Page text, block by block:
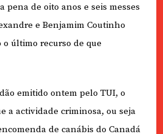
pena de oito anos e seis messes
e Benjamim Coutinho
último recurso de que
emitido ontem pelo TUI, o
a actividade criminosa, ou seja
de canábis do Canadá